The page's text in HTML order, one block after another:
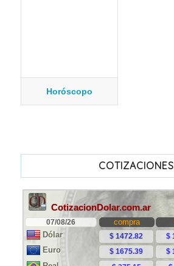
Horóscopo
COTIZACIONES